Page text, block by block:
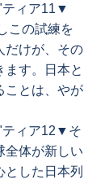
ティア11▼
この試練を
だけが、その
ます。日本と
ことは、やが
ティア12▼そ
全体が新しい
した日本列